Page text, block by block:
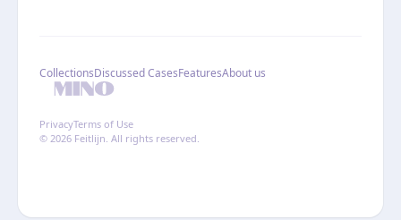
CollectionsDiscussed CasesFeaturesAbout us
PrivacyTerms of Use
© 2026 Feitlijn. All rights reserved.